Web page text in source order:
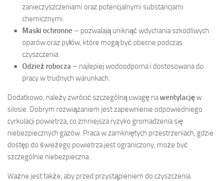
zanieczyszczeniami oraz potencjalnymi substancjami
chemicznymi.
Maski ochronne – pozwalają uniknąć wdychania szkodliwych
oparów oraz pyłów, które mogą być obecne podczas
czyszczenia.
Odzież robocza – najlepiej wodoodporna i dostosowana do
pracy w trudnych warunkach.
Dodatkowo, należy zwrócić szczególną uwagę nawentylacjęw
silosie. Dobrym rozwiązaniem jest zapewnienie odpowiedniego
cyrkulacji powietrza, co zmniejsza ryzyko gromadzenia się
niebezpiecznych gazów. Praca w zamkniętych przestrzeniach, gdzie
dostęp do świeżego powietrza jest ograniczony, może być
szczególnie niebezpieczna.
Ważne jest także, aby przed przystąpieniem do czyszczenia